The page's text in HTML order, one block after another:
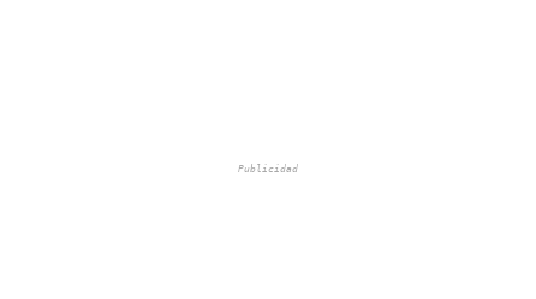
Publicidad